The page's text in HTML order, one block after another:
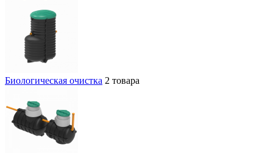
Биологическая очистка 2 товара